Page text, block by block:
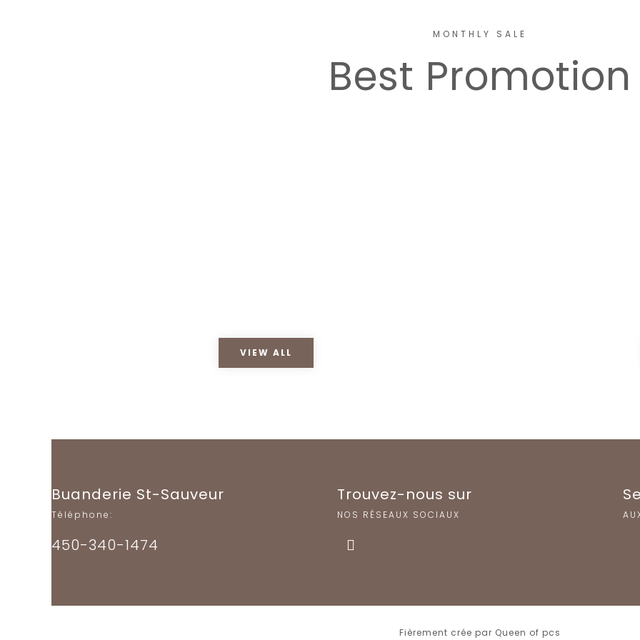
MONTHLY SALE
Best Promotion
VIEW ALL
Buanderie St-Sauveur
Téléphone:
450-340-1474
Trouvez-nous sur
NOS RÉSEAUX SOCIAUX
Fièrement crée par Queen of pcs